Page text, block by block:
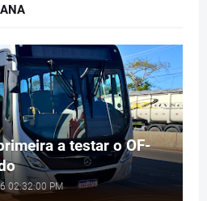
a testar o OF-
02:32:00 PM